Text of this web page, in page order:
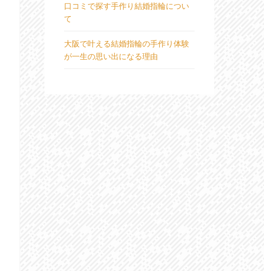
口コミで探す手作り結婚指輪につい
て
大阪で叶える結婚指輪の手作り体験
が一生の思い出になる理由